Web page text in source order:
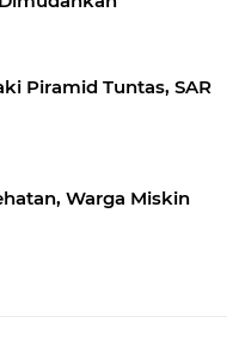
Piramid Tuntas, SAR
Warga Miskin